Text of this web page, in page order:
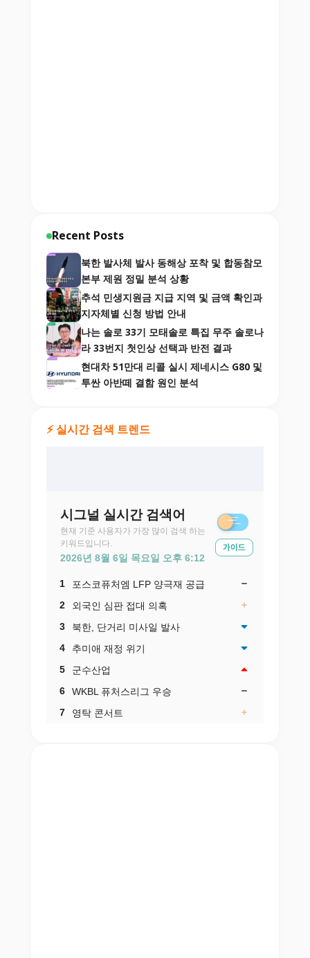
Recent Posts
북한 발사체 발사 동해상 포착 및 합동참모
본부 제원 정밀 분석 상황
추석 민생지원금 지급 지역 및 금액 확인과
지자체별 신청 방법 안내
나는 솔로 33기 모태솔로 특집 무주 솔로나
라 33번지 첫인상 선택과 반전 결과
현대차 51만대 리콜 실시 제네시스 G80 및
투싼 아반떼 결함 원인 분석
⚡ 실시간 검색 트렌드